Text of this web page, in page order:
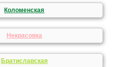
Коломенская
Некрасовка
Братиславская